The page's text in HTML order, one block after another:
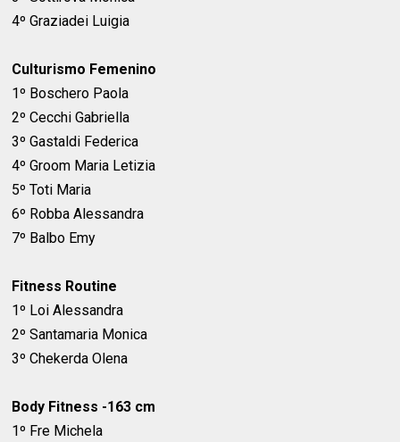
4º Graziadei Luigia
Culturismo Femenino
1º Boschero Paola
2º Cecchi Gabriella
3º Gastaldi Federica
4º Groom Maria Letizia
5º Toti Maria
6º Robba Alessandra
7º Balbo Emy
Fitness Routine
1º Loi Alessandra
2º Santamaria Monica
3º Chekerda Olena
Body Fitness -163 cm
1º Fre Michela